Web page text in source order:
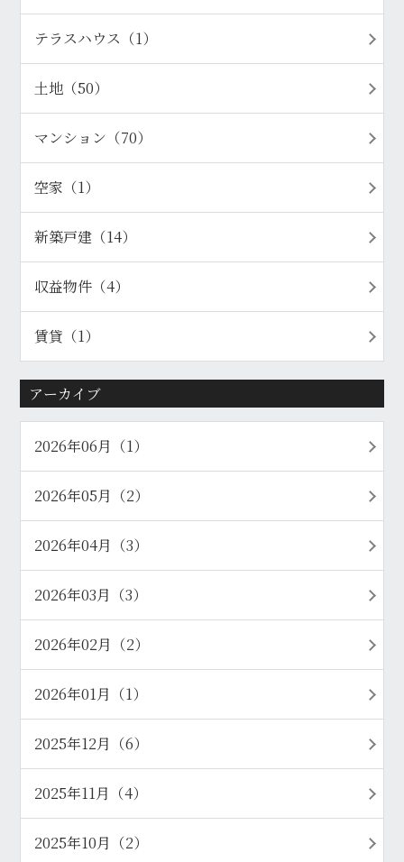
テラスハウス（1）
土地（50）
マンション（70）
空家（1）
新築戸建（14）
収益物件（4）
賃貸（1）
アーカイブ
2026年06月（1）
2026年05月（2）
2026年04月（3）
2026年03月（3）
2026年02月（2）
2026年01月（1）
2025年12月（6）
2025年11月（4）
2025年10月（2）